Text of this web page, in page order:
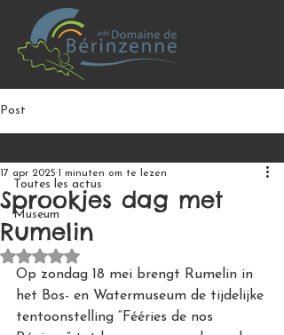
Post
Toutes les actus
Museum
Sprookjes dag met
Rumelin
17 apr 2025 1 minuten om te lezen
Beoordeeld met NaN uit 5 sterren.
Op zondag 18 mei brengt Rumelin in
het Bos- en Watermuseum de tijdelijke
tentoonstelling “Fééries de nos